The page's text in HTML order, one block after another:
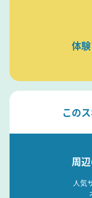
体
この
周
人気